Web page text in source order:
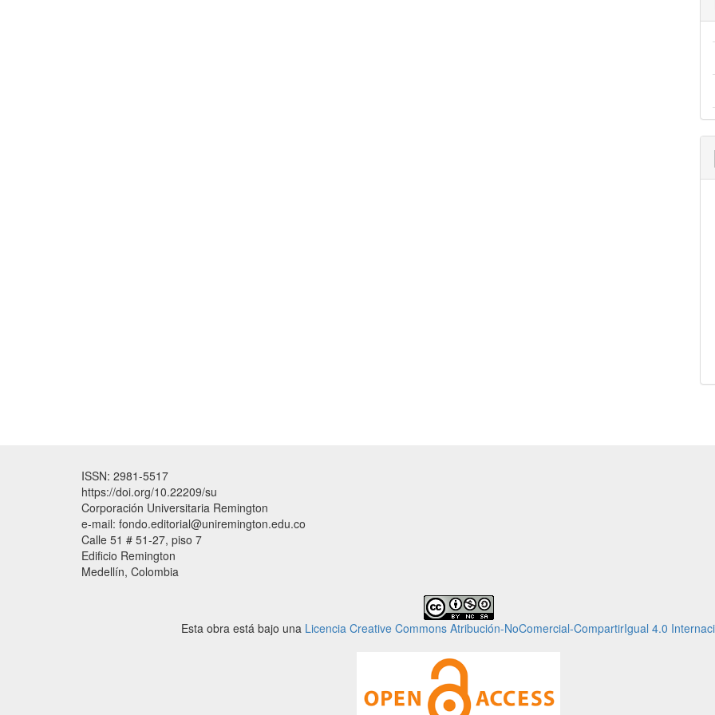
ISSN: 2981-5517
https://doi.org/10.22209/su
Corporación Universitaria Remington
e-mail: fondo.editorial@uniremington.edu.co
Calle 51 # 51-27, piso 7
Edificio Remington
Medellín, Colombia
Esta obra está bajo una Licencia Creative Commons Atribución-NoComercial-CompartirIgual 4.0